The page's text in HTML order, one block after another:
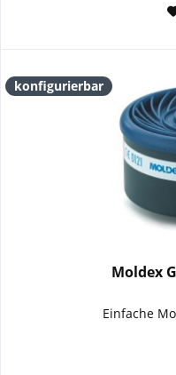
konfigurierbar
Moldex
Einfache